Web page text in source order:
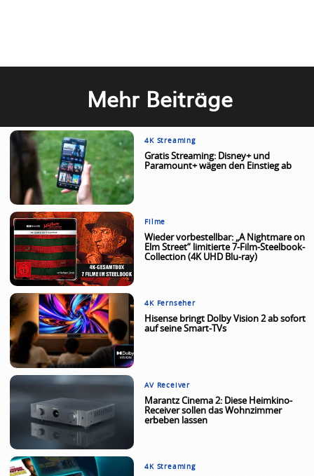
Mehr Beiträge
4K Streaming
Gratis Streaming: Disney+ und
Paramount+ wägen den Einstieg ab
Filme
Wieder vorbestellbar: „A Nightmare on
Elm Street“ limitierte 7-Film-Steelbook-
Collection (4K UHD Blu-ray)
4K Fernseher
Hisense bringt Dolby Vision 2 ab sofort
auf seine Smart-TVs
AV Receiver
Marantz Cinema 2: Diese Heimkino-
Receiver sollen das Wohnzimmer
erbeben lassen
4K Streaming